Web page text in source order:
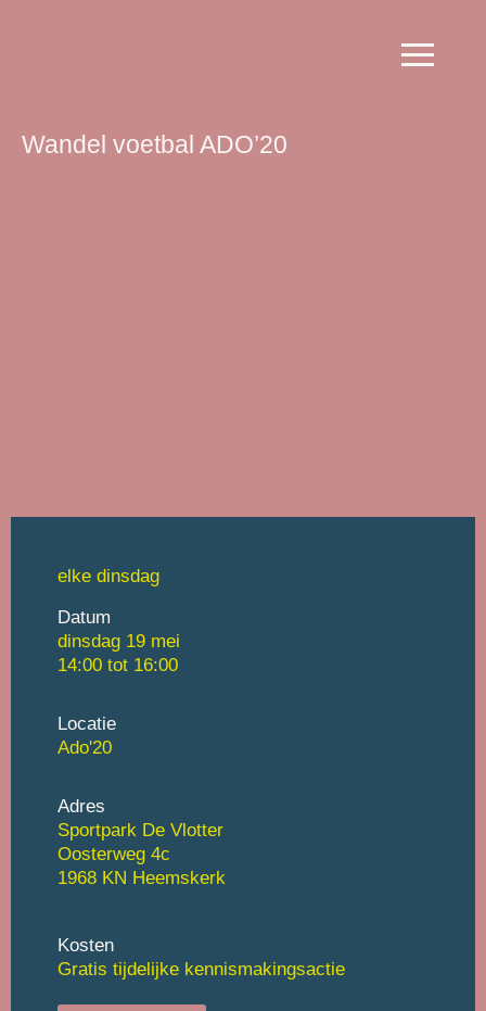
Wandel voetbal ADO’20
elke dinsdag
Datum
dinsdag 19 mei
14:00 tot 16:00
Locatie
Ado'20
Adres
Sportpark De Vlotter
Oosterweg 4c
1968 KN Heemskerk
Kosten
Gratis tijdelijke kennismakingsactie